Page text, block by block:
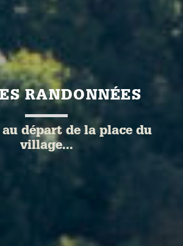
RANDONNÉES
au départ de la place du
village...